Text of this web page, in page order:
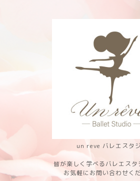
un reve バレエスタ
皆が楽しく学べるバレエスタ
お気軽にお問い合わせく